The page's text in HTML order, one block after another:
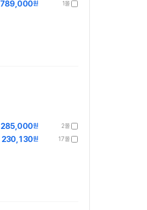
1몰
789,000원
2몰
285,000원
17몰
230,130원